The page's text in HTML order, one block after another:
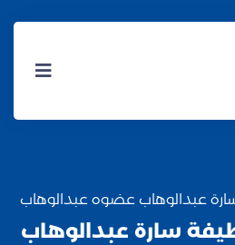
عبدالوهاب عضوه عبدالوهاب
سارة عبدالوهاب